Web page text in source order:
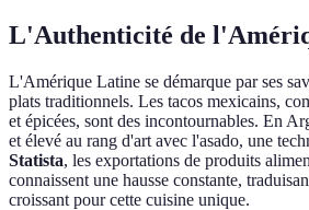
L'Authenticité de
L'Amérique Latine se démarque par ses
plats traditionnels. Les tacos mexicains,
et épicées, sont des incontournables. En
et élevé au rang d'art avec l'asado, une
Statista, les exportations de produits
connaissent une hausse constante,
croissant pour cette cuisine unique.